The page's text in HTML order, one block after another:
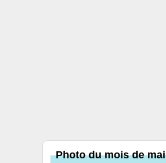
Photo du mois de mai